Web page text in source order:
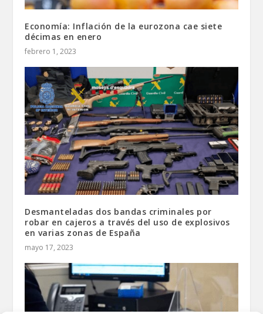
Economía: Inflación de la eurozona cae siete
décimas en enero
febrero 1, 2023
Desmanteladas dos bandas criminales por
robar en cajeros a través del uso de explosivos
en varias zonas de España
mayo 17, 2023